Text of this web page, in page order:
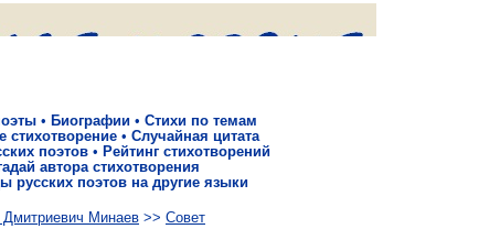
• Биографии • Стихи по темам
стихотворение• Случайная цитата
поэтов • Рейтинг стихотворений
автора стихотворения
русских поэтов на другие языки
Минаев >> Совет